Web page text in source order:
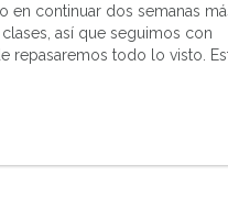
en continuar dos semanas
así que seguimos con
repasaremos todo lo visto.